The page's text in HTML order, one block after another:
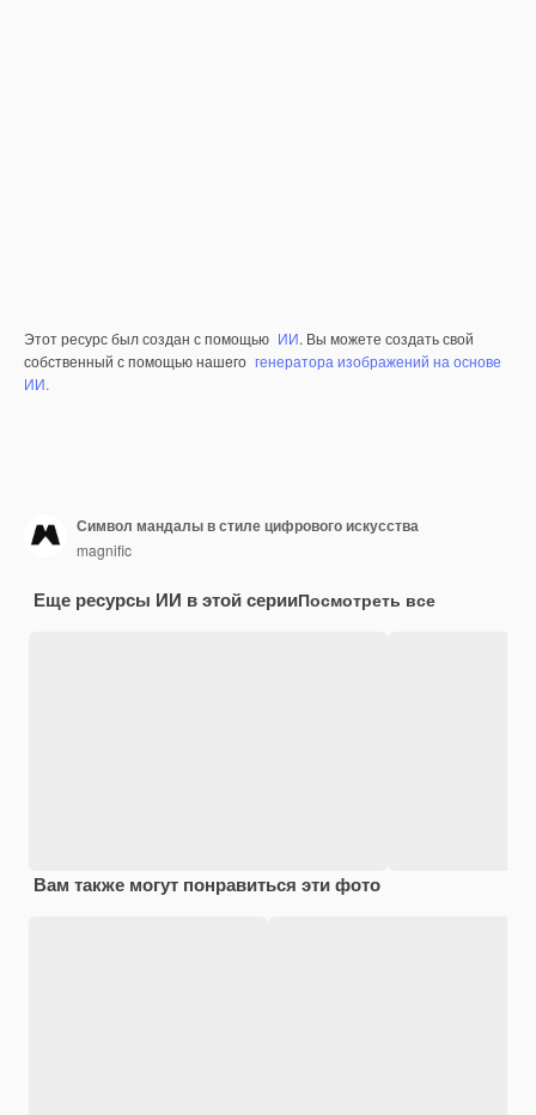
Этот ресурс был создан с помощью ИИ. Вы можете создать свой
собственный с помощью нашего генератора изображений на основе
ИИ.
Символ мандалы в стиле цифрового искусства
magnific
Еще ресурсы ИИ в этой серииПосмотреть все
Вам также могут понравиться эти фото